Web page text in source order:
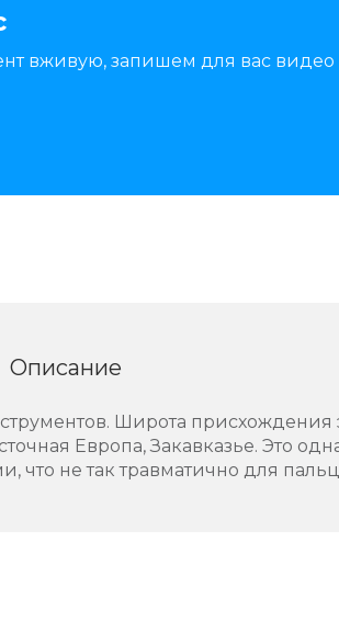
вживую, запишем для вас
Описание
Широта присхождения
Европа, Закавказье. Это
что не так травматично для